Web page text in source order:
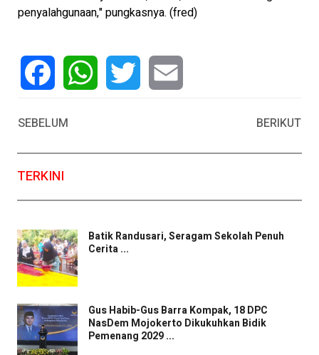
penyalahgunaan," pungkasnya. (fred)
SEBELUM
BERIKUT
TERKINI
Batik Randusari, Seragam Sekolah Penuh
Cerita ...
Gus Habib-Gus Barra Kompak, 18 DPC
NasDem Mojokerto Dikukuhkan Bidik
Pemenang 2029 ...